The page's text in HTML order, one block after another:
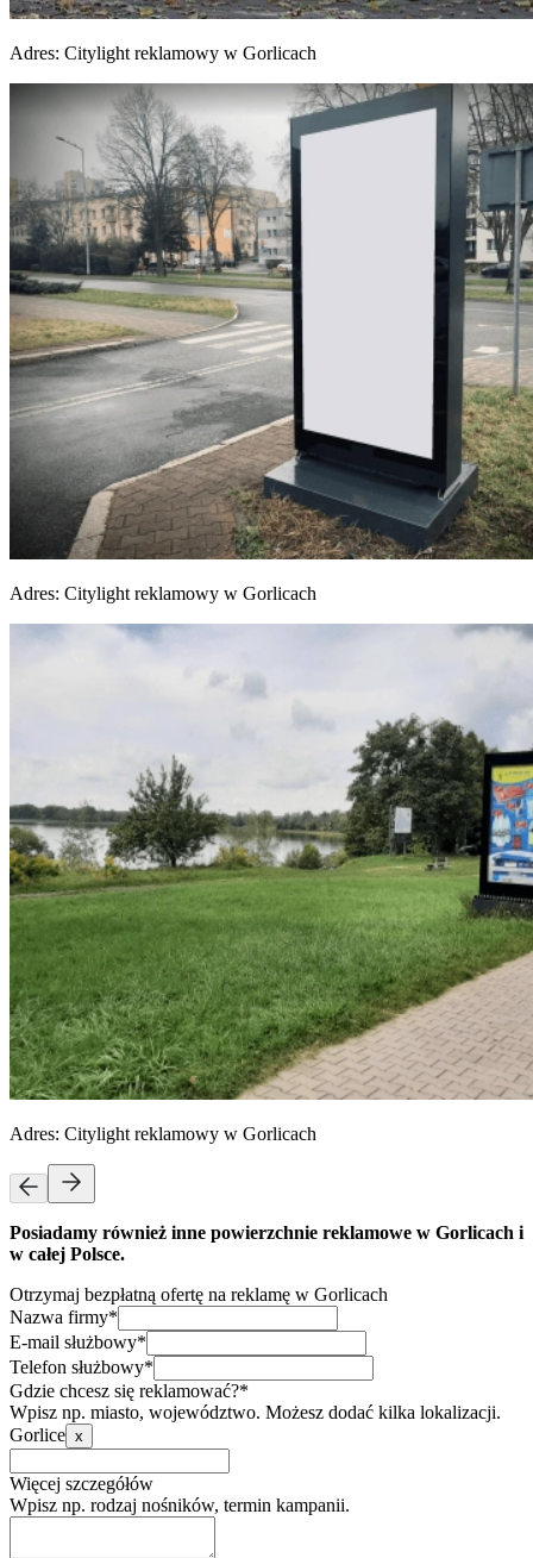
Adres: Citylight reklamowy w Gorlicach
Adres: Citylight reklamowy w Gorlicach
Adres: Citylight reklamowy w Gorlicach
Posiadamy również inne powierzchnie reklamowe w Gorlicach i
w całej Polsce.
Otrzymaj bezpłatną ofertę na reklamę w Gorlicach
Nazwa firmy*
E-mail służbowy*
Telefon służbowy*
Gdzie chcesz się reklamować?*
Wpisz np. miasto, województwo. Możesz dodać kilka lokalizacji.
Gorlice x
Więcej szczegółów
Wpisz np. rodzaj nośników, termin kampanii.